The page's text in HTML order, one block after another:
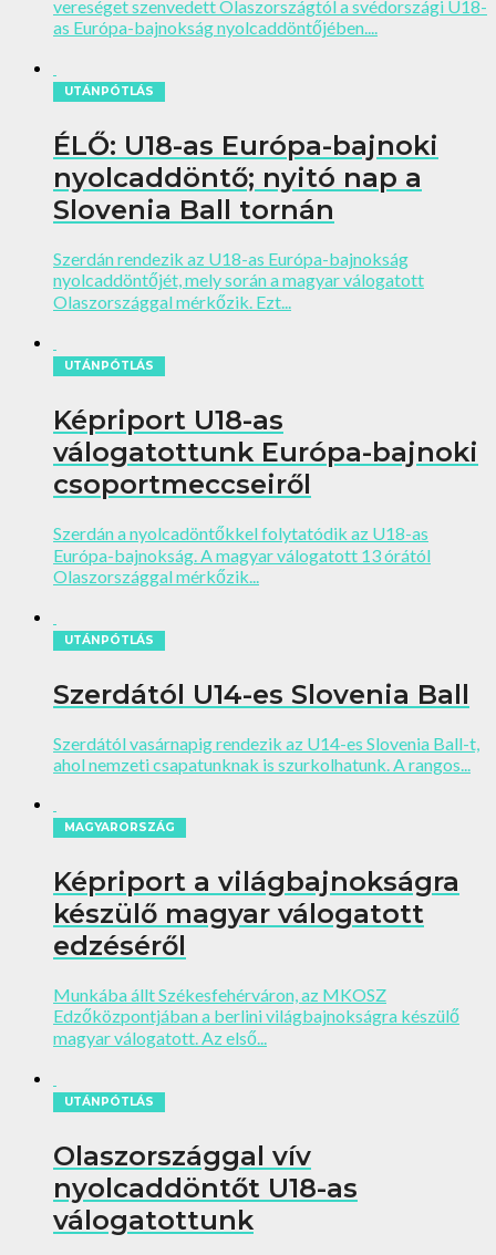
vereséget szenvedett Olaszországtól a svédországi U18-
as Európa-bajnokság nyolcaddöntőjében....
UTÁNPÓTLÁS
ÉLŐ: U18-as Európa-bajnoki
nyolcaddöntő; nyitó nap a
Slovenia Ball tornán
Szerdán rendezik az U18-as Európa-bajnokság
nyolcaddöntőjét, mely során a magyar válogatott
Olaszországgal mérkőzik. Ezt...
UTÁNPÓTLÁS
Képriport U18-as
válogatottunk Európa-bajnoki
csoportmeccseiről
Szerdán a nyolcadöntőkkel folytatódik az U18-as
Európa-bajnokság. A magyar válogatott 13 órától
Olaszországgal mérkőzik...
UTÁNPÓTLÁS
Szerdától U14-es Slovenia Ball
Szerdától vasárnapig rendezik az U14-es Slovenia Ball-t,
ahol nemzeti csapatunknak is szurkolhatunk. A rangos...
MAGYARORSZÁG
Képriport a világbajnokságra
készülő magyar válogatott
edzéséről
Munkába állt Székesfehérváron, az MKOSZ
Edzőközpontjában a berlini világbajnokságra készülő
magyar válogatott. Az első...
UTÁNPÓTLÁS
Olaszországgal vív
nyolcaddöntőt U18-as
válogatottunk